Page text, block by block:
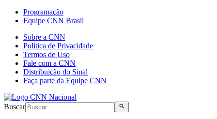
Programação
Equipe CNN Brasil
Sobre a CNN
Política de Privacidade
Termos de Uso
Fale com a CNN
Distribuição do Sinal
Faça parte da Equipe CNN
Buscar